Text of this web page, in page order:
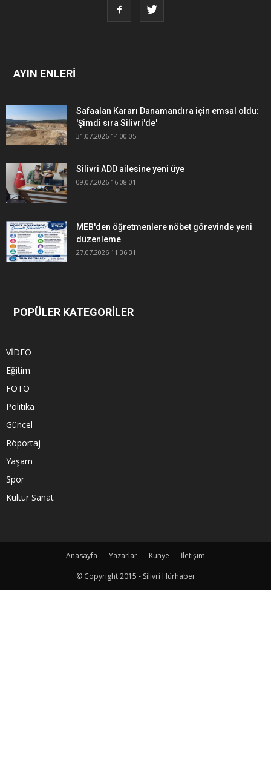
AYIN ENLERİ
Safaalan Kararı Danamandıra için emsal oldu:
'Şimdi sıra Silivri'de'
31.07.2026 14:00:05
Silivri ADD ailesine yeni üye
09.07.2026 16:08:01
MEB'den öğretmenlere nöbet görevinde yeni
düzenleme
27.07.2026 11:36:31
POPÜLER KATEGORİLER
VİDEO
Eğitim
FOTO
Politika
Güncel
Röportaj
Yaşam
Spor
Kültür Sanat
Anasayfa Yazarlar Künye
İletişim
© Copyright 2015 - Silivri Hürhaber